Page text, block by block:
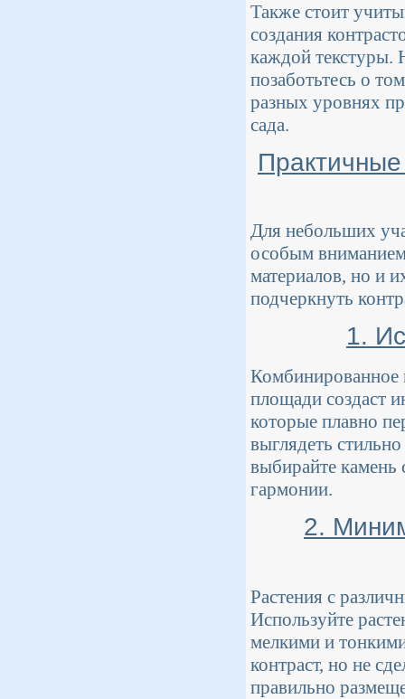
Также стоит
создания
каждой текстуры.
позаботьтесь о
разных уровнях
сада.
Практичные
Для небольших
особым
материалов, но и
подчеркнуть
1.
Комбинированное
площади создаст
которые плавно
выглядеть
выбирайте камень
гармонии.
2.
Растения с
Используйте
мелкими и
контраст, но не
правильно